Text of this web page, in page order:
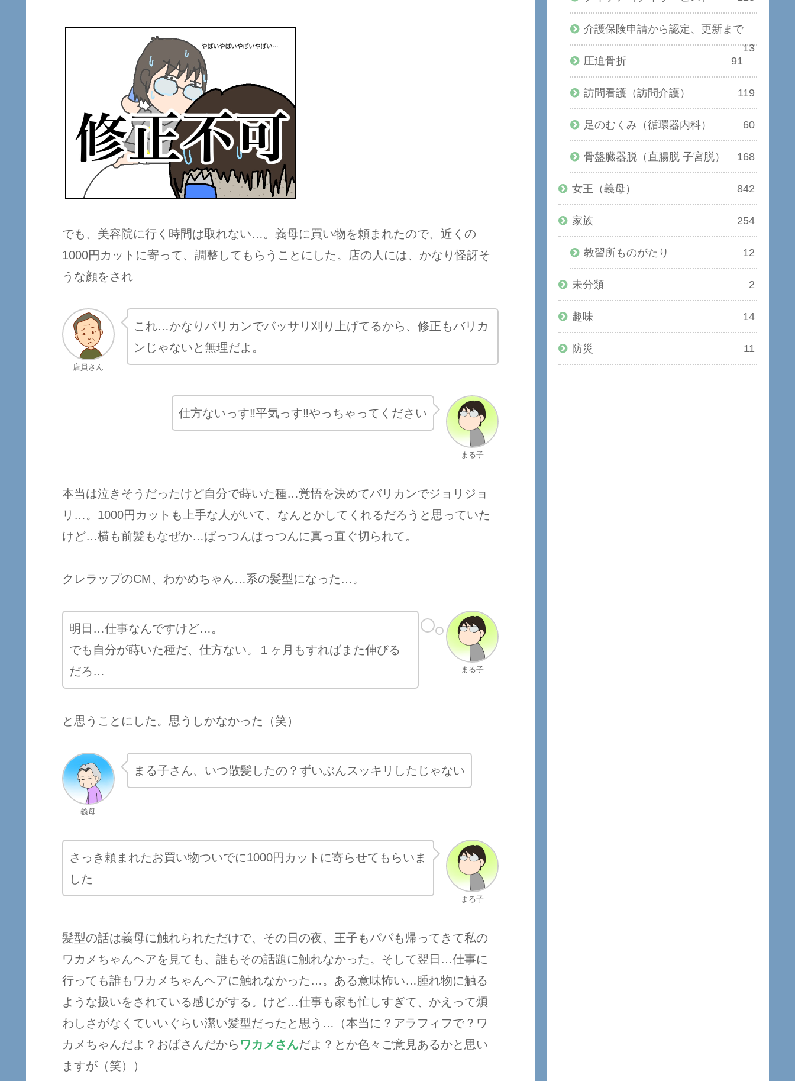
でも、美容院に行く時間は取れない…。義母に買い物を頼まれたので、近くの
1000円カットに寄って、調整してもらうことにした。店の人には、かなり怪訝そ
うな顔をされ
店員さん
これ…かなりバリカンでバッサリ刈り上げてるから、修正もバリカ
ンじゃないと無理だよ。
まる子
仕方ないっす‼︎平気っす‼︎やっちゃってください
本当は泣きそうだったけど自分で蒔いた種…覚悟を決めてバリカンでジョリジョ
リ…。1000円カットも上手な人がいて、なんとかしてくれるだろうと思っていた
けど…横も前髪もなぜか…ぱっつんぱっつんに真っ直ぐ切られて。
クレラップのCM、わかめちゃん…系の髪型になった…。
まる子
明日…仕事なんですけど…。
でも自分が蒔いた種だ、仕方ない。１ヶ月もすればまた伸びる
だろ…
と思うことにした。思うしかなかった（笑）
義母
まる子さん、いつ散髪したの？ずいぶんスッキリしたじゃない
まる子
さっき頼まれたお買い物ついでに1000円カットに寄らせてもらいま
した
髪型の話は義母に触れられただけで、その日の夜、王子もパパも帰ってきて私の
ワカメちゃんヘアを見ても、誰もその話題に触れなかった。そして翌日…仕事に
行っても誰もワカメちゃんヘアに触れなかった…。ある意味怖い…腫れ物に触る
ような扱いをされている感じがする。けど…仕事も家も忙しすぎて、かえって煩
わしさがなくていいぐらい潔い髪型だったと思う…（本当に？アラフィフで？ワ
カメちゃんだよ？おばさんだから ワカメさんだよ？とか色々ご意見あるかと思い
ますが（笑））
介護保険申請から認定、更新まで
13
圧迫骨折
91
訪問看護（訪問介護） 119
足のむくみ（循環器内科） 60
骨盤臓器脱（直腸脱 子宮脱） 168
女王（義母） 842
家族 254
教習所ものがたり 12
未分類 2
趣味 14
防災 11